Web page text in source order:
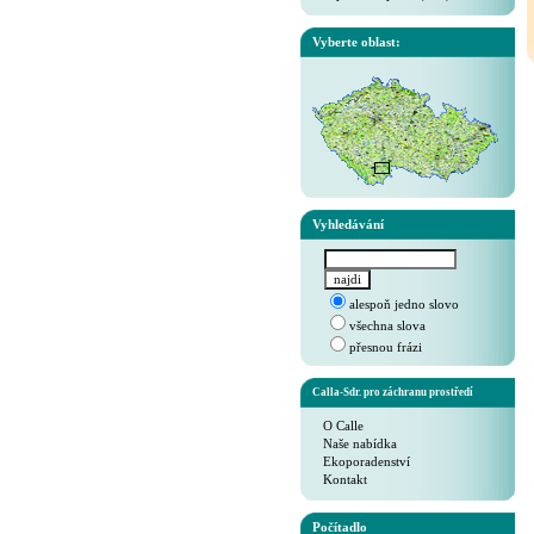
Vyberte oblast:
Vyhledávání
alespoň jedno slovo
všechna slova
přesnou frázi
Calla-Sdr. pro záchranu prostředí
O Calle
Naše nabídka
Ekoporadenství
Kontakt
Počítadlo